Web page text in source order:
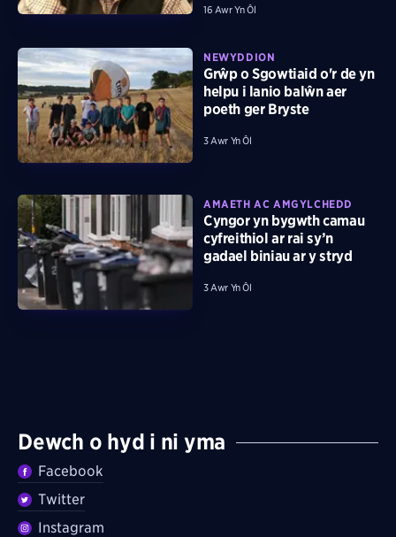
16 Awr Yn Ôl
NEWYDDION
Grŵp o Sgowtiaid o'r de yn
helpu i lanio balŵn aer
poeth ger Bryste
3 Awr Yn Ôl
AMAETH AC AMGYLCHEDD
Cyngor yn bygwth camau
cyfreithiol ar rai sy’n
gadael biniau ar y stryd
3 Awr Yn Ôl
Dewch o hyd i ni yma
Facebook
Twitter
Instagram